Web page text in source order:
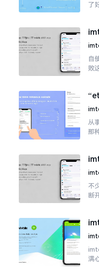
了
挺
你
自
败
至
儿
从
那
老
不
断
人
吗
满